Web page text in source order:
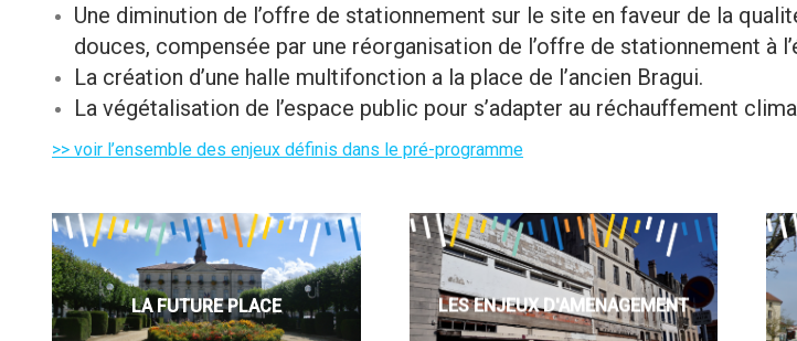
Une diminution de l’offre de stationnement sur le site en faveur de la
douces, compensée par une réorganisation de l’offre de stationnement à
La création d’une halle multifonction a la place de l’ancien Bragui.
La végétalisation de l’espace public pour s’adapter au réchauffement
>> voir l’ensemble des enjeux définis dans le pré-programme
LA FUTURE PLACE LES ENJEUX D'AMENAGEMENT